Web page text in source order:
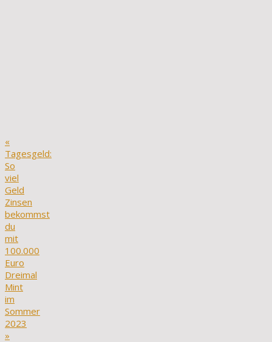
«
Tagesgeld:
So
viel
Geld
Zinsen
bekommst
du
mit
100.000
Euro
Dreimal
Mint
im
Sommer
2023
»